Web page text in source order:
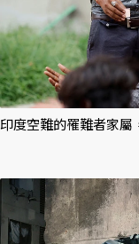
印度空難的罹難者家屬